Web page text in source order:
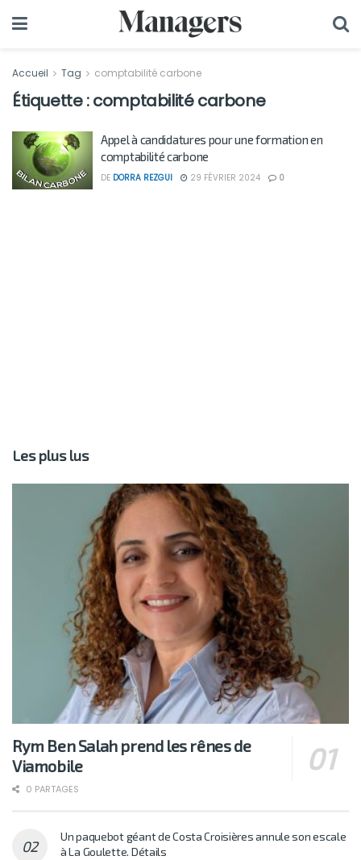
Accueil Tag comptabilité carbone
Étiquette :comptabilité carbone
Appel à candidatures pour une formation en
comptabilité carbone
DE DORRA REZGUI 29 FÉVRIER 2024 0
Les plus lus
Rym Ben Salah prend les rênes de
Viamobile
0 PARTAGES
Un paquebot géant de Costa Croisières annule son escale
à La Goulette. Détails